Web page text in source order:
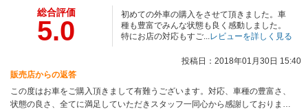
総合評価
5.0
初めての外車の購入をさせて頂きました。車
種も豊富でみんな状態も良く感動しました。
特にお店の対応もすご... レビューを詳しく見る
投稿日：2018年01月30日 15:40
販売店からの返答
この度はお車をご購入頂きまして有難うございます。対応、車種の豊富さ、
状態の良さ、全てに満足していただきスタッフ一同心から感謝しておりま